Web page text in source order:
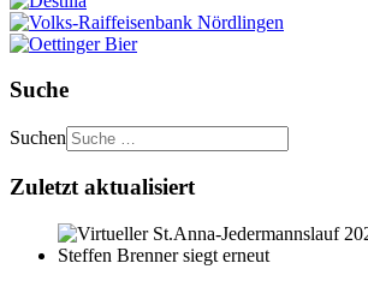
Suche
Suchen
Zuletzt aktualisiert